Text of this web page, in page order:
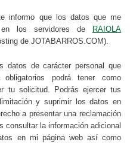
informo que los datos que me
en los servidores de
RAIOLA
de JOTABARROS.COM).
datos de carácter personal que
podrá tener como
tu solicitud. Podrás ejercer tus
y suprimir los datos en
a presentar una reclamación
consultar la información adicional
en mi página web así como